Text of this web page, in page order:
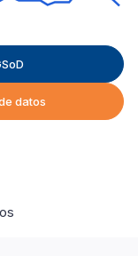
datos